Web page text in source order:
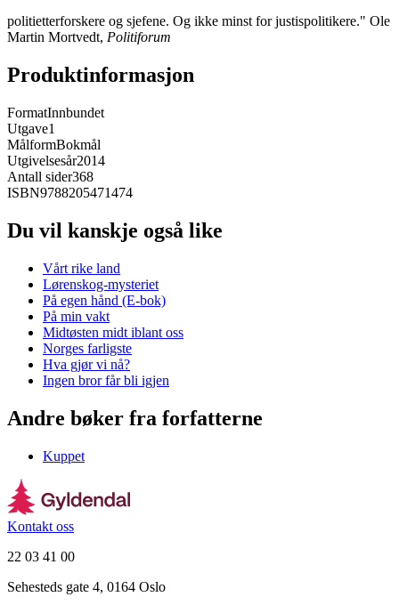
politietterforskere og sjefene. Og ikke minst for justispolitikere." Ole
Martin Mortvedt, Politiforum
Produktinformasjon
FormatInnbundet
Utgave1
MålformBokmål
Utgivelsesår2014
Antall sider368
ISBN9788205471474
Du vil kanskje også like
Vårt rike land
Lørenskog-mysteriet
På egen hånd (E-bok)
På min vakt
Midtøsten midt iblant oss
Norges farligste
Hva gjør vi nå?
Ingen bror får bli igjen
Andre bøker fra forfatterne
Kuppet
Kontakt oss
22 03 41 00
Sehesteds gate 4, 0164 Oslo